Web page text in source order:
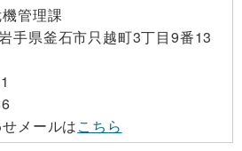
管理課
手県釜石市只越町3丁目9番13
メールはこちら